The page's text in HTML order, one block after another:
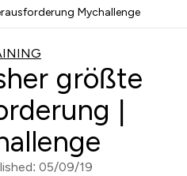
Mychallenge
größte
|
05/09/19